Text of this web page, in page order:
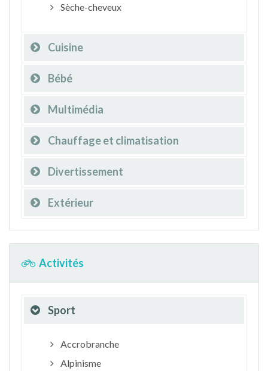
Sèche-cheveux
Cuisine
Bébé
Multimédia
Chauffage et climatisation
Divertissement
Extérieur
Activités
Sport
Accrobranche
Alpinisme